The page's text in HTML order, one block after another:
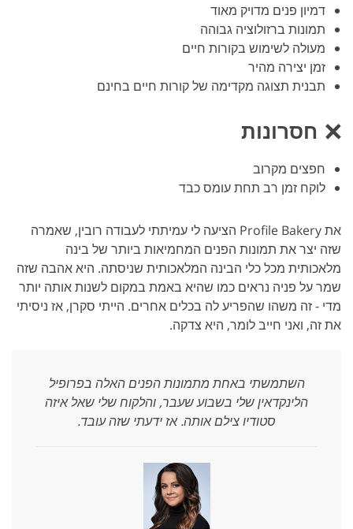
דמיון פנים מדויק מאוד
תמונות ברזולוציה גבוהה
מעולה לשימוש בקורות חיים
זמן יצירה מהיר
תבנית תצוגה מקדימה של קורות חיים בחינם
חסרונות
חפצים מקרוב
לוקח זמן רב תחת עומס כבד
את Profile Bakery הציעה לי עמיתתי לעבודה רובין, שאמרה
שזה יצר את תמונות הפנים המחמיאות ביותר של בינה
מלאכותית מכל כלי הבינה המלאכותית שניסתה. היא אהבה שזה
שמר על פניה נראים כמו שהיא באמת במקום לשנות אותה יותר
מדי - זה משהו שהפריע לה בכלים אחרים. הייתי סקרן, אז ניסיתי
את זה, ואני חייב לומר, היא צדקה.
השתמשתי באחת מתמונות הפנים האלה בפרופיל
הלינקדאין שלי בשבוע שעבר, והלקוח שלי שאל איזה
סטודיו צילם אותה. אז ידעתי שזה עובד.